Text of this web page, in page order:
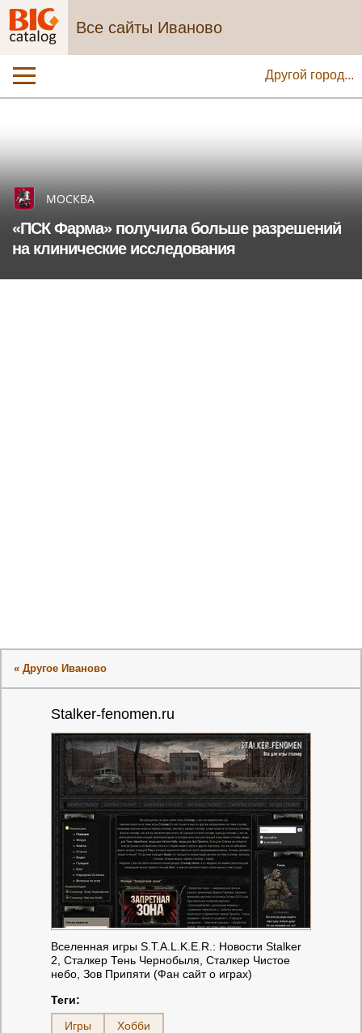
Все сайты Иваново
Другой город...
МОСКВА
«ПСК Фарма» получила больше разрешений
на клинические исследования
« Другое Иваново
Stalker-fenomen.ru
Вселенная игры S.T.A.L.K.E.R.: Новости Stalker
2, Сталкер Тень Чернобыля, Сталкер Чистое
небо, Зов Припяти (Фан сайт о играх)
Теги:
Игры
Хобби